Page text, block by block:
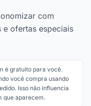
com
ofertas especiais
é gratuito para você.
você compra usando
Isso não influencia
que aparecem.